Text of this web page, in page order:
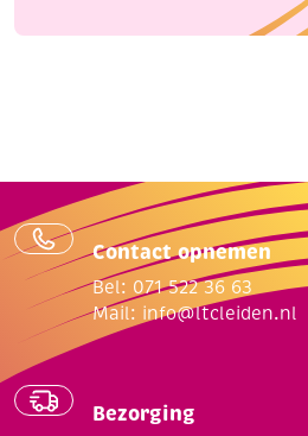
Contact opnemen
Bel: 071 522 36 63
Mail: info@ltcleiden.nl
Bezorging